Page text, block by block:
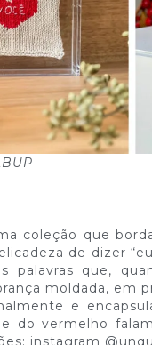
coleção que
de dizer
palavras que,
moldada, em
e
do vermelho
instagram